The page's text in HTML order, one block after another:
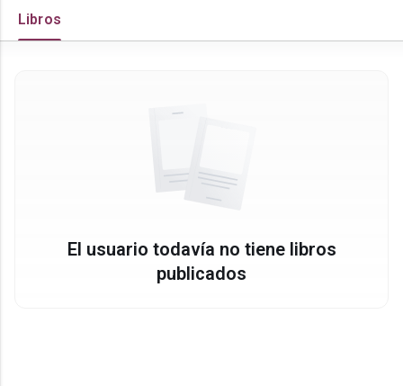
Libros
El usuario todavía no tiene libros
publicados